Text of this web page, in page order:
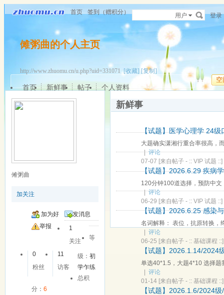
首页 签到（赠积分） 用户 登录
傩粥曲的个人主页
http://www.zhuomu.cn/u.php?uid=331071[收藏] [复制]
空
首页 新鲜事 帖子 个人资料
傩粥曲
加关注
加为好
友
发消息
举报
1
关注
0
粉丝
11
访客
等
级：初
学乍练
总积
分： 6
新鲜事
【试题】医学心理学 24
大题确实潇湘行重合率很高，
|评论
07-07 [来自帖子 - :: VIP 试题 ::]
【试题】2026.6.29 疾病
120分钟100道选择，预防中
|评论
06-29 [来自帖子 - :: VIP 试题 ::]
【试题】2026.6.25 感染
名词解释： 表位，抗原转换，
| 评论
06-25 [来自帖子 - :: 基础课程 ::]
【试题】2026.1.14/2024
单选40*1.5，大题4*10 选择题
| 评论
01-14 [来自帖子 - :: 基础课程 ::]
【试题】2026.1.6/2024